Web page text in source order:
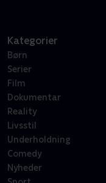
Kategorier
Børn
Serier
Film
Dokumentar
Reality
Livsstil
Underholdning
Comedy
Nyheder